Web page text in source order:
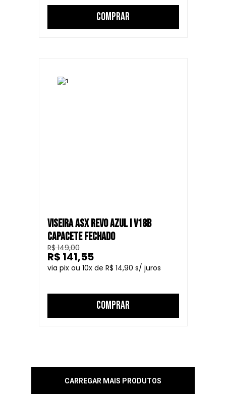
COMPRAR
VISEIRA ASX REVO AZUL I V18B
CAPACETE FECHADO
R$ 149,00
10
R$ 14,90
R$ 141,55
COMPRAR
CARREGAR MAIS PRODUTOS